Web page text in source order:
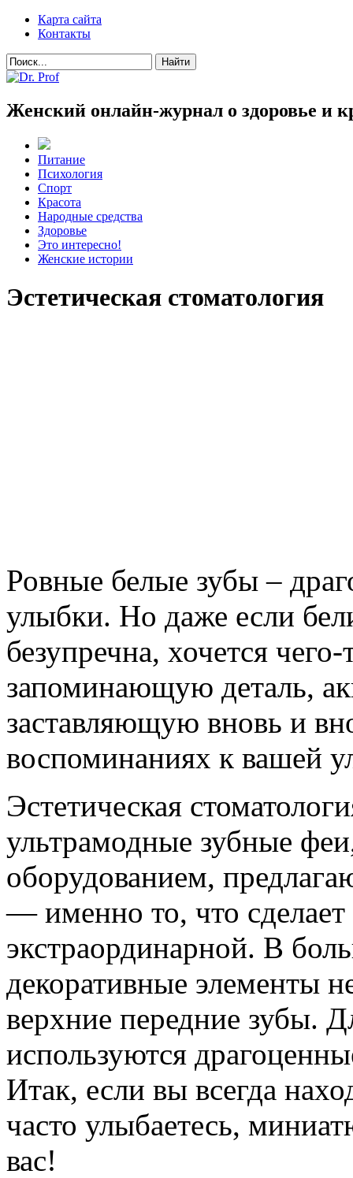
Карта сайта
Контакты
Женский онлайн-журнал о здоровье и
Питание
Психология
Спорт
Красота
Народные средства
Здоровье
Это интересно!
Женские истории
Эстетическая стоматология
Ровные белые зубы –
улыбки. Но даже если
безупречна, хочется
запоминающую деталь,
заставляющую вновь и
воспоминаниях к вашей
Эстетическая
ультрамодные зубные
оборудованием,
— именно то, что
экстраординарной. В
декоративные элементы
верхние передние зубы.
используются
Итак, если вы всегда
часто улыбаетесь,
вас!